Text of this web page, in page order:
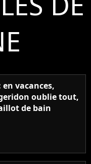
vacances,
oublie tout,
de bain